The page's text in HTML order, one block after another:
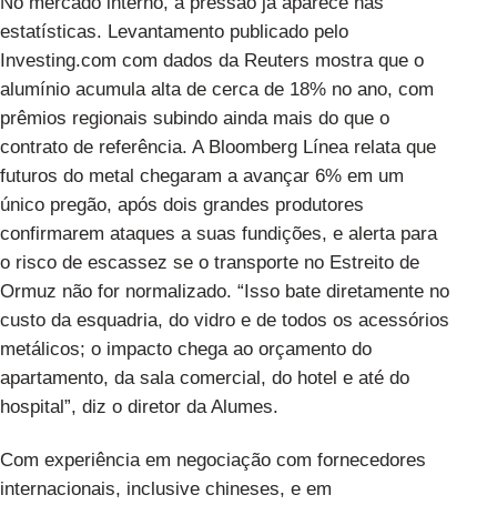
estatísticas. Levantamento publicado pelo
Investing.com com dados da Reuters mostra que o
alumínio acumula alta de cerca de 18% no ano, com
prêmios regionais subindo ainda mais do que o
contrato de referência. A Bloomberg Línea relata que
futuros do metal chegaram a avançar 6% em um
único pregão, após dois grandes produtores
confirmarem ataques a suas fundições, e alerta para
o risco de escassez se o transporte no Estreito de
Ormuz não for normalizado. “Isso bate diretamente no
custo da esquadria, do vidro e de todos os acessórios
metálicos; o impacto chega ao orçamento do
apartamento, da sala comercial, do hotel e até do
hospital”, diz o diretor da Alumes.
Com experiência em negociação com fornecedores
internacionais, inclusive chineses, e em